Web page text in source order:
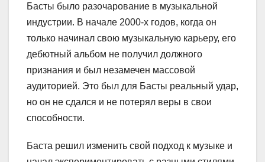
Басты было разочарование в музыкальной
индустрии. В начале 2000-х годов, когда он
только начинал свою музыкальную карьеру, его
дебютный альбом не получил должного
признания и был незамечен массовой
аудиторией. Это был для Басты реальный удар,
но он не сдался и не потерял веры в свои
способности.
Баста решил изменить свой подход к музыке и